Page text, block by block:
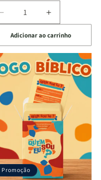
Diminuir
a
quantidade
de
Eu,
Minhas
Lutas
Internas
e
Deus
|
Identificando
Lutas
Emocionais
e
Aumentar
a
quantidade
de
Eu,
Minhas
Lutas
Internas
e
Deus
|
Identificando
as
Lutas
Emocionais
e
Adicionar ao carrinho
Promoção